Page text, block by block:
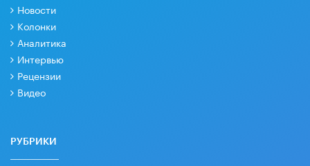
Новости
Колонки
Аналитика
Интервью
Рецензии
Видео
РУБРИКИ